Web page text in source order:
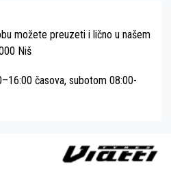
možete preuzeti i lično u našem
Niš
časova, subotom 08:00-